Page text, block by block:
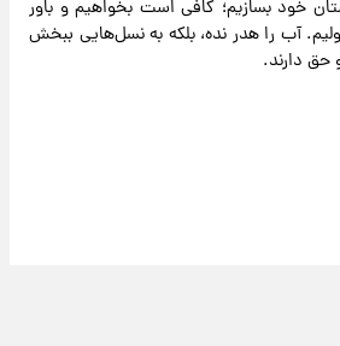
خود بسازیم؛ کافی است بخواهیم و باور
آب را هدر نده، بلکه به نسل‌هایی ببخش
حق دارند.